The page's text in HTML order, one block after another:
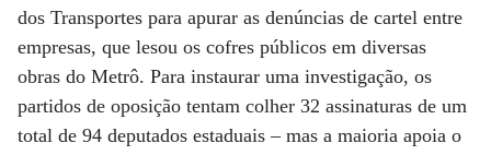
dos Transportes para apurar as denúncias de cartel entre
empresas, que lesou os cofres públicos em diversas
obras do Metrô. Para instaurar uma investigação, os
partidos de oposição tentam colher 32 assinaturas de um
total de 94 deputados estaduais – mas a maioria apoia o